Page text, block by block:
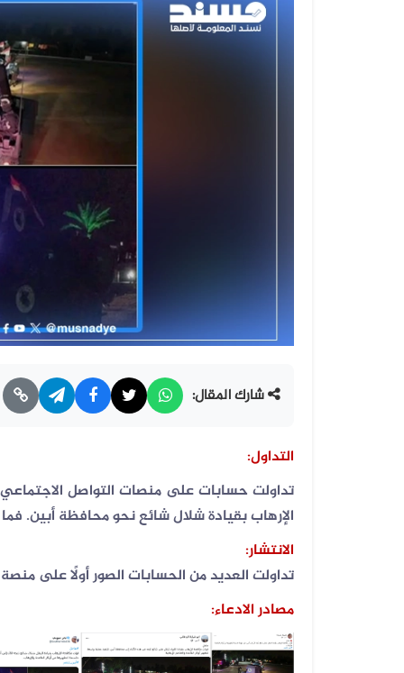
شارك المقال:
التداول:
تداولت حسابات على منصات التواصل
الإرهاب بقيادة شلال شائع نحو محافظة أبين.
الانتشار:
تداولت العديد من الحسابات الصور أولًا على
مصادر الادعاء: